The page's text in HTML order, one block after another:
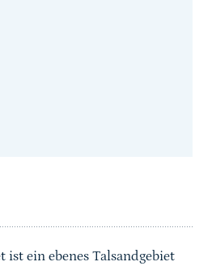
ist ein ebenes Talsandgebiet